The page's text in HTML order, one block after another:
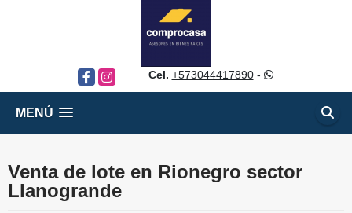
FacebookInstagram Cel. +573044417890-
MENÚ
Venta de lote en Rionegro sector
Llanogrande